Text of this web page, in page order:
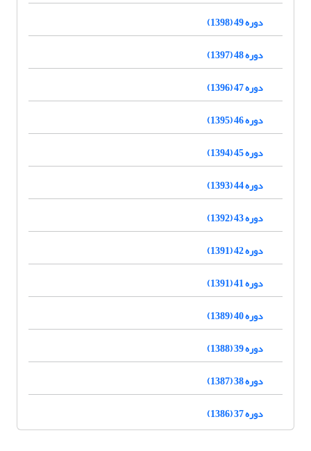
دوره 49 (1398)
دوره 48 (1397)
دوره 47 (1396)
دوره 46 (1395)
دوره 45 (1394)
دوره 44 (1393)
دوره 43 (1392)
دوره 42 (1391)
دوره 41 (1391)
دوره 40 (1389)
دوره 39 (1388)
دوره 38 (1387)
دوره 37 (1386)